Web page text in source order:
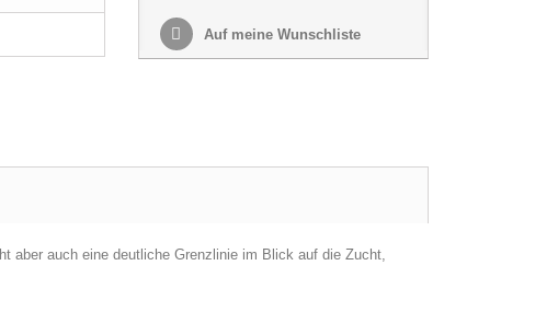
Auf meine Wunschliste
aber auch eine deutliche Grenzlinie im Blick auf die Zucht,